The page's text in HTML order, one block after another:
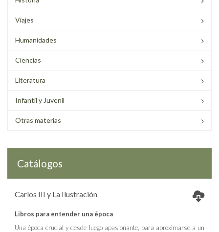
Viajes
Humanidades
Ciencias
Literatura
Infantil y Juvenil
Otras materias
Catálogos
Carlos III y La Ilustración
Libros para entender una época
Una época crucial y desde luego apasionante, para aproximarse a un